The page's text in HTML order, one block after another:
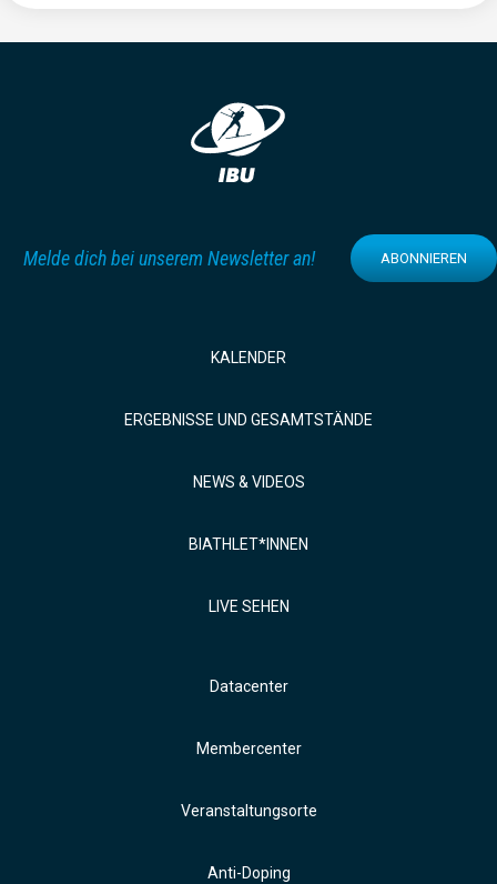
Melde dich bei unserem Newsletter an! ABONNIEREN
KALENDER
ERGEBNISSE UND GESAMTSTÄNDE
NEWS & VIDEOS
BIATHLET*INNEN
LIVE SEHEN
Datacenter
Membercenter
Veranstaltungsorte
Anti-Doping